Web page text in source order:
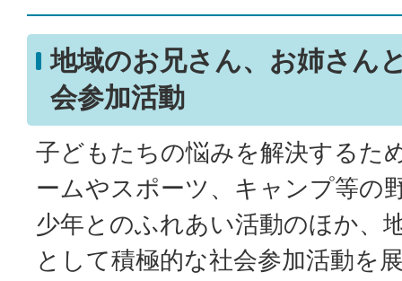
地域のお兄さん、お姉さん
会参加活動
子どもたちの悩みを解決するた
ームやスポーツ、キャンプ等の
少年とのふれあい活動のほか、
として積極的な社会参加活動を